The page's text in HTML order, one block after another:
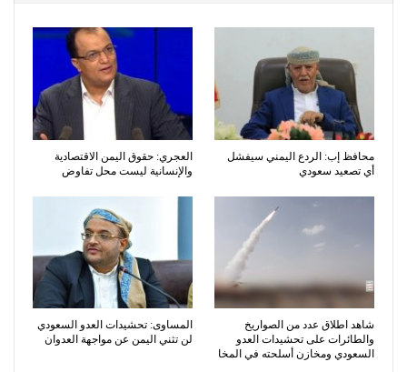
محافظ إب: الردع اليمني سيفشل
أي تصعيد سعودي
العجري: حقوق اليمن الاقتصادية
والإنسانية ليست محل تفاوض
شاهد اطلاق عدد من الصواريخ
والطائرات على تحشيدات العدو
السعودي ومخازن أسلحته في المخا
المساوى: تحشيدات العدو السعودي
لن تثني اليمن عن مواجهة العدوان